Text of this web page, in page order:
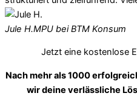
Jule H.MPU bei BTM Konsum
Jetzt eine kostenlose
Nach mehr als 1000
wir deine verlässliche